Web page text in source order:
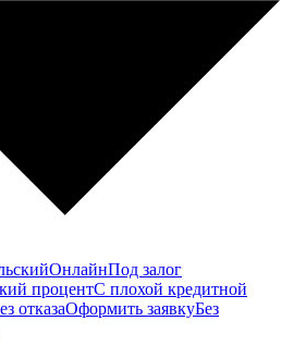
ОнлайнПод залог
процентС плохой кредитной
отказаОформить заявкуБез